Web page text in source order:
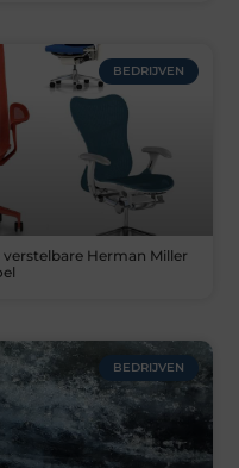
BEDRIJVEN
Herman Miller
BEDRIJVEN